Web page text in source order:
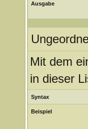
Ausgabe
Mit dem
in dieser
Syntax
Beispiel